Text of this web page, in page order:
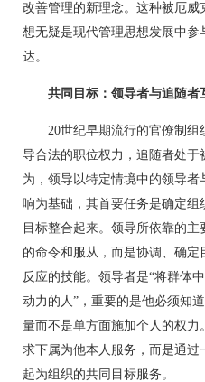
改善管理的新理念。这种被厄威
想无疑是现代管理思想发展中
达。
共同目标：领导者与追随者
20世纪早期流行的官僚制组
导合法的职位权力，追随者处于
为，领导以特定情境中的领导
响为基础，其首要任务是确定组
目标整合起来。领导所依靠的
的命令和服从，而是协调、确
反应的技能。领导者是“将群体
动力的人”，重要的是他必须知
量而不是单方面施加个人的权
求下属为他本人服务，而是通
起为组织的共同目标服务。